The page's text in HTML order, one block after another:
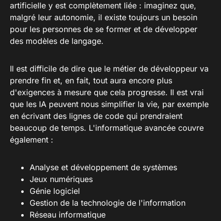
artificielle y est complètement liée : imaginez que,
malgré leur autonomie, il existe toujours un besoin
pour les personnes de se former et de développer
des modèles de langage.
Il est difficile de dire que le métier de développeur va
prendre fin et, en fait, tout aura encore plus
d'exigences à mesure que cela progresse. Il est vrai
que les IA peuvent nous simplifier la vie, par exemple
en écrivant des lignes de code qui prendraient
beaucoup de temps. L'informatique avancée couvre
également :
Analyse et développement de systèmes
Jeux numériques
Génie logiciel
Gestion de la technologie de l'information
Réseau informatique